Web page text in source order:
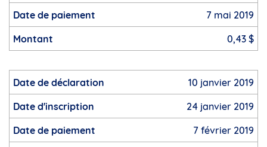
7 mai 2019
0,43 $
10 janvier 2019
24 janvier 2019
7 février 2019